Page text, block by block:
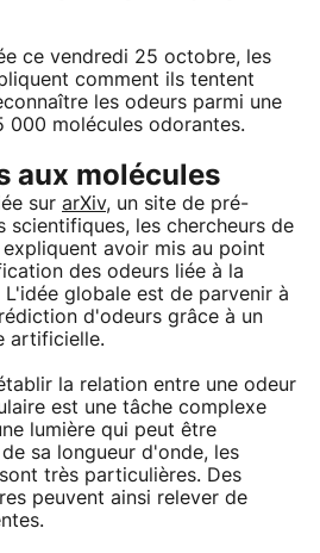
ce vendredi 25 octobre, les
comment ils tentent
les odeurs parmi une
000 molécules odorantes.
aux molécules
sur arXiv, un site de pré-
scientifiques, les chercheurs de
expliquent avoir mis au point
des odeurs liée à la
globale est de parvenir à
d'odeurs grâce à un
artificielle.
la relation entre une odeur
est une tâche complexe
lumière qui peut être
sa longueur d'onde, les
très particulières. Des
peuvent ainsi relever de